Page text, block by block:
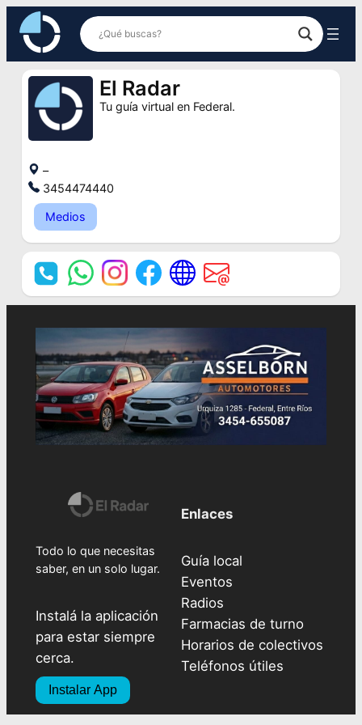
Saltar
contenido
El Radar
Tu guía virtual en Federal.
–
3454474440
Medios
Todo lo que necesitas
saber, en un solo lugar.
Instalá la aplicación
para estar siempre
cerca.
Instalar App
Enlaces
Guía local
Eventos
Radios
Farmacias de turno
Horarios de colectivos
Teléfonos útiles